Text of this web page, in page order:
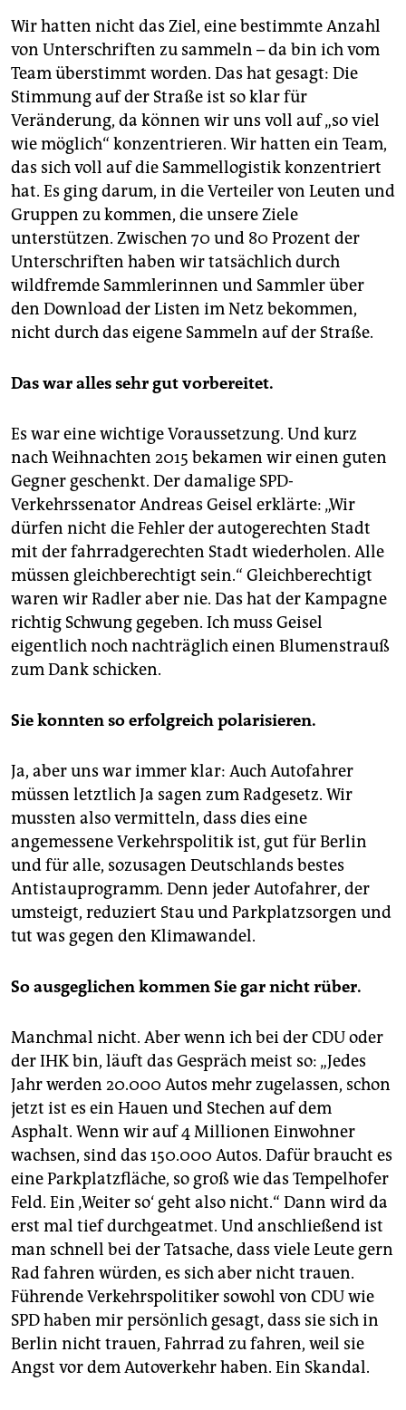
muss. Er enthält konkrete Ausbauvorgaben für das
Radverkehrsnetz und definiert die Qualität der neuen
Anlagen. (clp)
Wir hatten nicht das Ziel, eine bestimmte Anzahl
von Unterschriften zu sammeln – da bin ich vom
Team überstimmt worden. Das hat gesagt: Die
Stimmung auf der Straße ist so klar für
Veränderung, da können wir uns voll auf „so viel
wie möglich“ konzentrieren. Wir hatten ein Team,
das sich voll auf die Sammellogistik konzentriert
hat. Es ging darum, in die Verteiler von Leuten und
Gruppen zu kommen, die unsere Ziele
unterstützen. Zwischen 70 und 80 Prozent der
Unterschriften haben wir tatsächlich durch
wildfremde Sammlerinnen und Sammler über
den Download der Listen im Netz bekommen,
nicht durch das eigene Sammeln auf der Straße.
Das war alles sehr gut vorbereitet.
Es war eine wichtige Voraussetzung. Und kurz
nach Weihnachten 2015 bekamen wir einen guten
Gegner geschenkt. Der damalige SPD-
Verkehrssenator Andreas Geisel erklärte: „Wir
dürfen nicht die Fehler der autogerechten Stadt
mit der fahrradgerechten Stadt wiederholen. Alle
müssen gleichberechtigt sein.“ Gleichberechtigt
waren wir Radler aber nie. Das hat der Kampagne
richtig Schwung gegeben. Ich muss Geisel
eigentlich noch nachträglich einen Blumenstrauß
zum Dank schicken.
Sie konnten so erfolgreich polarisieren.
Ja, aber uns war immer klar: Auch Autofahrer
müssen letztlich Ja sagen zum Radgesetz. Wir
mussten also vermitteln, dass dies eine
angemessene Verkehrspolitik ist, gut für Berlin
und für alle, sozusagen Deutschlands bestes
Antistauprogramm. Denn jeder Autofahrer, der
umsteigt, reduziert Stau und Parkplatzsorgen und
tut was gegen den Klimawandel.
So ausgeglichen kommen Sie gar nicht rüber.
Manchmal nicht. Aber wenn ich bei der CDU oder
der IHK bin, läuft das Gespräch meist so: „Jedes
Jahr werden 20.000 Autos mehr zugelassen, schon
jetzt ist es ein Hauen und Stechen auf dem
Asphalt. Wenn wir auf 4 Millionen Einwohner
wachsen, sind das 150.000 Autos. Dafür braucht es
eine Parkplatzfläche, so groß wie das Tempelhofer
Feld. Ein ‚Weiter so‘ geht also nicht.“ Dann wird da
erst mal tief durchgeatmet. Und anschließend ist
man schnell bei der Tatsache, dass viele Leute gern
Rad fahren würden, es sich aber nicht trauen.
Führende Verkehrspolitiker sowohl von CDU wie
SPD haben mir persönlich gesagt, dass sie sich in
Berlin nicht trauen, Fahrrad zu fahren, weil sie
Angst vor dem Autoverkehr haben. Ein Skandal.